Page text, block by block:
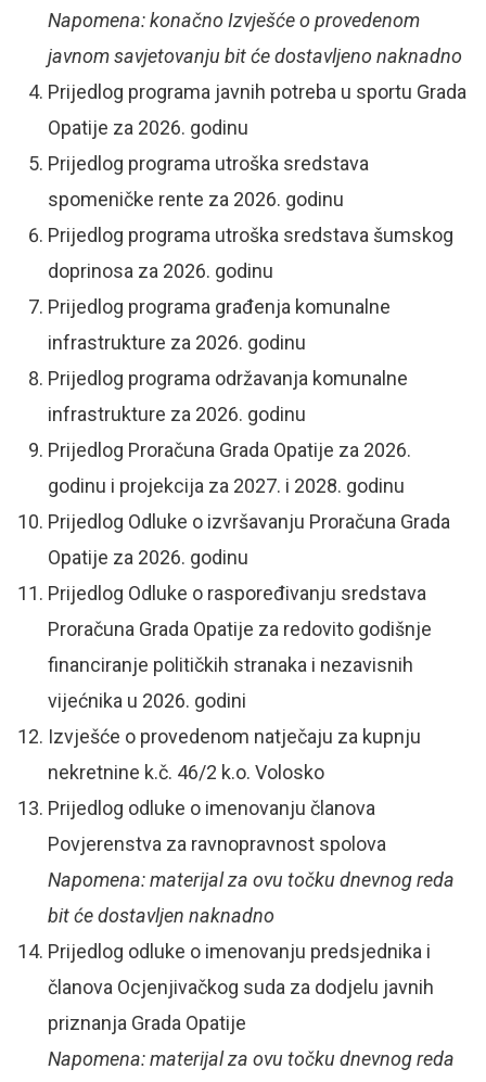
Napomena: konačno Izvješće o provedenom
javnom savjetovanju bit će dostavljeno naknadno
Prijedlog programa javnih potreba u sportu Grada
Opatije za 2026. godinu
Prijedlog programa utroška sredstava
spomeničke rente za 2026. godinu
Prijedlog programa utroška sredstava šumskog
doprinosa za 2026. godinu
Prijedlog programa građenja komunalne
infrastrukture za 2026. godinu
Prijedlog programa održavanja komunalne
infrastrukture za 2026. godinu
Prijedlog Proračuna Grada Opatije za 2026.
godinu i projekcija za 2027. i 2028. godinu
Prijedlog Odluke o izvršavanju Proračuna Grada
Opatije za 2026. godinu
Prijedlog Odluke o raspoređivanju sredstava
Proračuna Grada Opatije za redovito godišnje
financiranje političkih stranaka i nezavisnih
vijećnika u 2026. godini
Izvješće o provedenom natječaju za kupnju
nekretnine k.č. 46/2 k.o. Volosko
Prijedlog odluke o imenovanju članova
Povjerenstva za ravnopravnost spolova
Napomena: materijal za ovu točku dnevnog reda
bit će dostavljen naknadno
Prijedlog odluke o imenovanju predsjednika i
članova Ocjenjivačkog suda za dodjelu javnih
priznanja Grada Opatije
Napomena: materijal za ovu točku dnevnog reda